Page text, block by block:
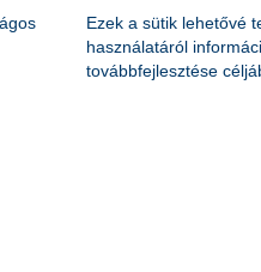
a tervek szerint ugyanis
igaz, a teljes
hogy villanyautóval
Ezek a sütik lehetővé
használatáról
továbbfejlesztése